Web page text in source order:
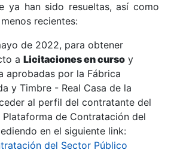
ya han sido resueltas, así como
recientes:
de 2022, para obtener
a Licitaciones en curso y
aprobadas por la Fábrica
y Timbre - Real Casa de la
al perfil del contratante del
Plataforma de Contratación del
en el siguiente link:
del Sector Público